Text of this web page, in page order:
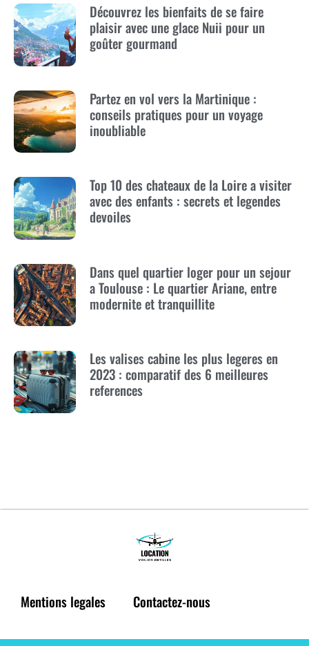
Découvrez les bienfaits de se faire
plaisir avec une glace Nuii pour un
goûter gourmand
Partez en vol vers la Martinique :
conseils pratiques pour un voyage
inoubliable
Top 10 des chateaux de la Loire a visiter
avec des enfants : secrets et legendes
devoiles
Dans quel quartier loger pour un sejour
a Toulouse : Le quartier Ariane, entre
modernite et tranquillite
Les valises cabine les plus legeres en
2023 : comparatif des 6 meilleures
references
Mentions legales Contactez-nous